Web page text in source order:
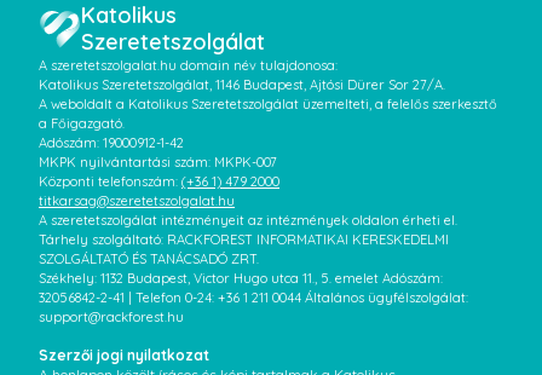
Katolikus
Szeretetszolgálat
A szeretetszolgalat.hu domain név tulajdonosa:
Katolikus Szeretetszolgálat, 1146 Budapest, Ajtósi Dürer Sor 27/A.
A weboldalt a Katolikus Szeretetszolgálat üzemelteti, a felelős szerkesztő
a Főigazgató.
Adószám: 19000912-1-42
MKPK nyilvántartási szám: MKPK-007
Központi telefonszám: (+36 1) 479 2000
titkarsag@szeretetszolgalat.hu
A szeretetszolgálat intézményeit az intézmények oldalon érheti el.
Tárhely szolgáltató: RACKFOREST INFORMATIKAI KERESKEDELMI
SZOLGÁLTATÓ ÉS TANÁCSADÓ ZRT.
Székhely: 1132 Budapest, Victor Hugo utca 11., 5. emelet Adószám:
32056842-2-41 | Telefon 0-24: +36 1 211 0044 Általános ügyfélszolgálat:
support@rackforest.hu
Szerzői jogi nyilatkozat